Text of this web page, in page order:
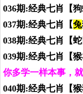
036期:经典七肖【
037期:经典七肖【兔
038期:经典七肖【
039期:经典七肖【
你多学一样本事，
040期:经典七肖【